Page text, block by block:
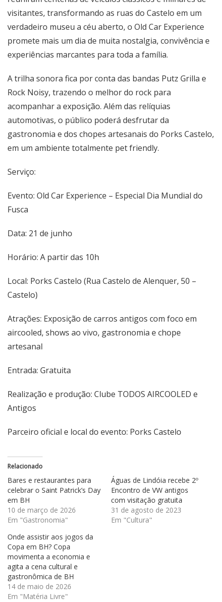
visitantes, transformando as ruas do Castelo em um
verdadeiro museu a céu aberto, o Old Car Experience
promete mais um dia de muita nostalgia, convivência e
experiências marcantes para toda a família.
A trilha sonora fica por conta das bandas Putz Grilla e
Rock Noisy, trazendo o melhor do rock para
acompanhar a exposição. Além das relíquias
automotivas, o público poderá desfrutar da
gastronomia e dos chopes artesanais do Porks Castelo,
em um ambiente totalmente pet friendly.
Serviço:
Evento: Old Car Experience – Especial Dia Mundial do
Fusca
Data: 21 de junho
Horário: A partir das 10h
Local: Porks Castelo (Rua Castelo de Alenquer, 50 –
Castelo)
Atrações: Exposição de carros antigos com foco em
aircooled, shows ao vivo, gastronomia e chope
artesanal
Entrada: Gratuita
Realização e produção: Clube TODOS AIRCOOLED e
Antigos
Parceiro oficial e local do evento: Porks Castelo
Relacionado
Bares e restaurantes para
celebrar o Saint Patrick’s Day
em BH
10 de março de 2026
Em "Gastronomia"
Águas de Lindóia recebe 2º
Encontro de VW antigos
com visitação gratuita
31 de agosto de 2023
Em "Cultura"
Onde assistir aos jogos da
Copa em BH? Copa
movimenta a economia e
agita a cena cultural e
gastronômica de BH
14 de maio de 2026
Em "Matéria Livre"